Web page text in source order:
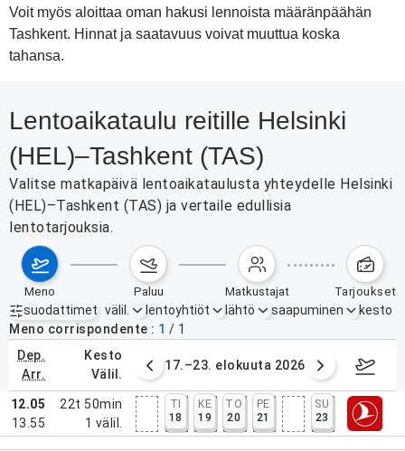
Voit myös aloittaa oman hakusi lennoista määränpäähän
Tashkent. Hinnat ja saatavuus voivat muuttua koska
tahansa.
Lentoaikataulu reitille Helsinki
(HEL)–Tashkent (TAS)
Valitse matkapäivä lentoaikataulusta yhteydelle Helsinki
(HEL)–Tashkent (TAS) ja vertaile edullisia
lentotarjouksia.
meno paluu matkustajat tarjoukset
suodattimet
Aktiiviset suodattimet ei mitään
välil. lentoyhtiöt lähtö saapuminen
kesto
Meno corrispondente
1 / 1
dep.
arr.
kesto
välil.
elokuuta 2026 17.–23. elokuuta 2026
12.05
13.55
22t 50min
1 välil.
TI
18
KE
19
TO
20
PE
21
SU
23